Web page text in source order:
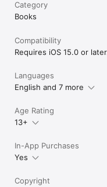
Политика
https://write.as/
Условия
Category
Books
Compatibility
Requires iOS 15.0 or
Languages
English and 7 more
Age Rating
13+
In-App Purchases
Yes
Copyright